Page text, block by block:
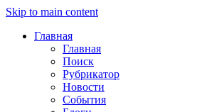
Skip to main content
Главная
Главная
Поиск
Рубрикатор
Новости
События